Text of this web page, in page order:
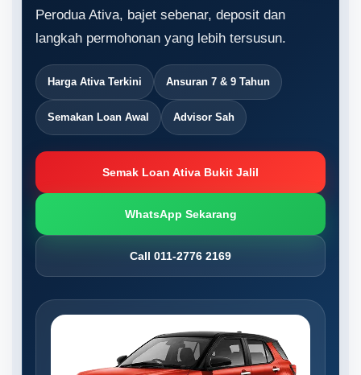
Perodua Ativa, bajet sebenar, deposit dan
langkah permohonan yang lebih tersusun.
Harga Ativa Terkini Ansuran 7 & 9 Tahun
Semakan Loan Awal Advisor Sah
Semak Loan Ativa Bukit Jalil
WhatsApp Sekarang
Call 011-2776 2169